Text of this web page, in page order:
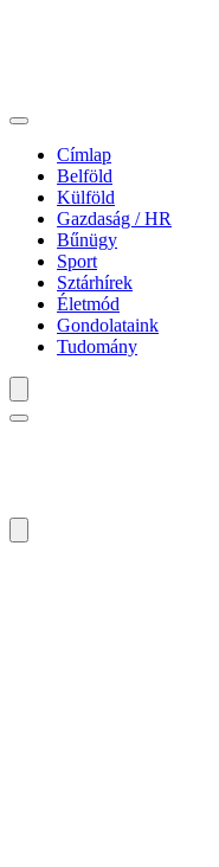
Címlap
Belföld
Külföld
Gazdaság / HR
Bűnügy
Sport
Sztárhírek
Életmód
Gondolataink
Tudomány